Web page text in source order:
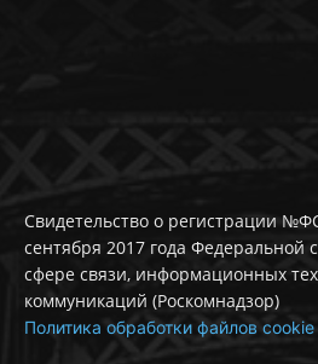
Свидетельство о регистрации
сентября 2017 года Федеральной
сфере связи, информационных
коммуникаций (Роскомнадзор)
Политика обработки файлов cookie